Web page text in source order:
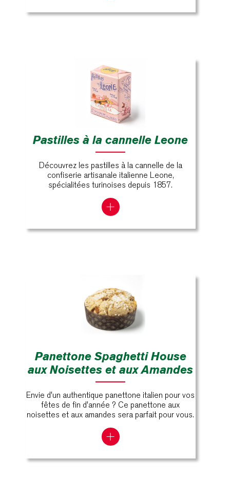
Pastilles à la cannelle Leone
Découvrez les pastilles à la cannelle de la
confiserie artisanale italienne Leone,
spécialitées turinoises depuis 1857.
Panettone Spaghetti House
aux Noisettes et aux Amandes
Envie d'un authentique panettone italien pour vos
fêtes de fin d'année ? Ce panettone aux
noisettes et aux amandes sera parfait pour vous.